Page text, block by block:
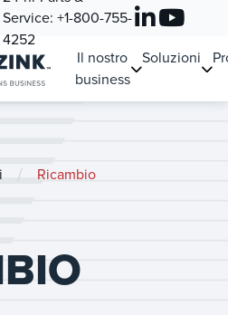
Service: +1-800-755-
4252
Il nostro
business
Soluzioni
/ Ricambio